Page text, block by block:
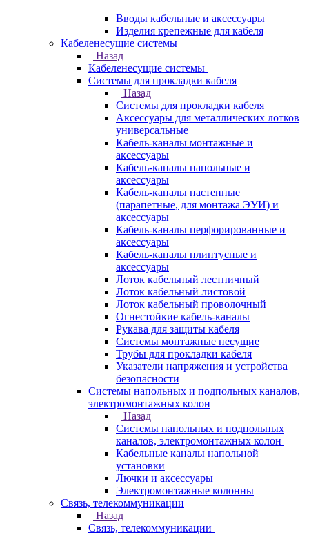
Вводы кабельные и аксессуары
Изделия крепежные для кабеля
Кабеленесущие системы
Назад
Кабеленесущие системы
Системы для прокладки кабеля
Назад
Системы для прокладки кабеля
Аксессуары для металлических лотков
универсальные
Кабель-каналы монтажные и
аксессуары
Кабель-каналы напольные и
аксессуары
Кабель-каналы настенные
(парапетные, для монтажа ЭУИ) и
аксессуары
Кабель-каналы перфорированные и
аксессуары
Кабель-каналы плинтусные и
аксессуары
Лоток кабельный лестничный
Лоток кабельный листовой
Лоток кабельный проволочный
Огнестойкие кабель-каналы
Рукава для защиты кабеля
Системы монтажные несущие
Трубы для прокладки кабеля
Указатели напряжения и устройства
безопасности
Системы напольных и подпольных каналов,
электромонтажных колон
Назад
Системы напольных и подпольных
каналов, электромонтажных колон
Кабельные каналы напольной
установки
Лючки и аксессуары
Электромонтажные колонны
Связь, телекоммуникации
Назад
Связь, телекоммуникации